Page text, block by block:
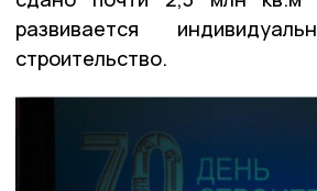
развивается
строительство.